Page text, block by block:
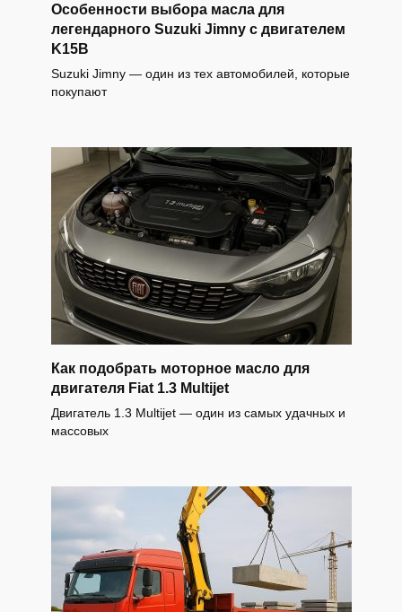
Особенности выбора масла для
легендарного Suzuki Jimny с двигателем
K15B
Suzuki Jimny — один из тех автомобилей, которые
покупают
Как подобрать моторное масло для
двигателя Fiat 1.3 Multijet
Двигатель 1.3 Multijet — один из самых удачных и
массовых